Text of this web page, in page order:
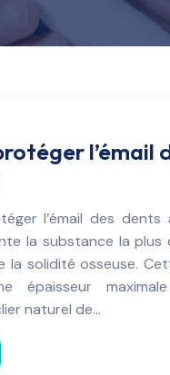
l’émail
l’émail des dents
la substance la plus
la solidité osseuse.
épaisseur
naturel de…